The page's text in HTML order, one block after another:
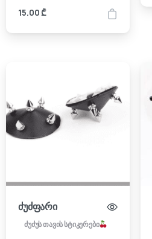
15.00₾
ძუძფარი
ძუძუს თავის სტიკერები